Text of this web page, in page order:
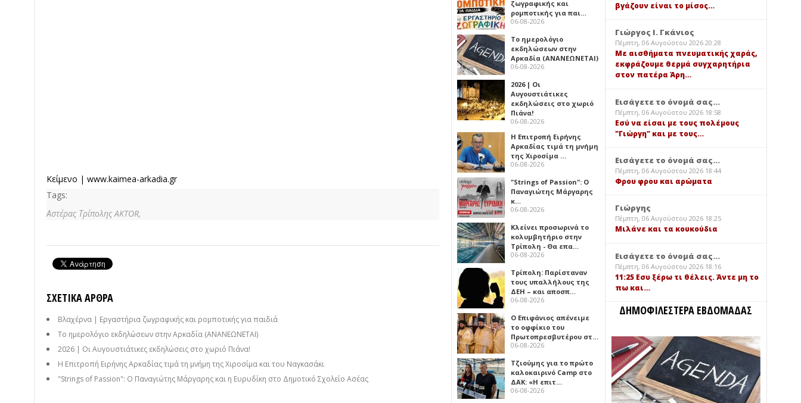
Κείμενο | www.kaimea-arkadia.gr
Tags:
Αστέρας Τρίπολης AKTOR,
ΣΧΕΤΙΚΆ ΆΡΘΡΑ
Βλαχέρνα | Εργαστήρια ζωγραφικής και ρομποτικής για παιδιά
Το ημερολόγιο εκδηλώσεων στην Αρκαδία (ΑΝΑΝΕΩΝΕΤΑΙ)
2026 | Οι Αυγουστιάτικες εκδηλώσεις στο χωριό Πιάνα!
Η Επιτροπή Ειρήνης Αρκαδίας τιμά τη μνήμη της Χιροσίμα και του Ναγκασάκι
"Strings of Passion": Ο Παναγιώτης Μάργαρης και η Ευρυδίκη στο Δημοτικό Σχολείο Ασέας
ζωγραφικής και
ρομποτικής για παι…
06-08-2026
Το ημερολόγιο
εκδηλώσεων στην
Αρκαδία (ΑΝΑΝΕΩΝΕΤΑΙ)
06-08-2026
2026 | Οι
Αυγουστιάτικες
εκδηλώσεις στο χωριό
Πιάνα!
06-08-2026
Η Επιτροπή Ειρήνης
Αρκαδίας τιμά τη μνήμη
της Χιροσίμα …
06-08-2026
"Strings of Passion": Ο
Παναγιώτης Μάργαρης
κ…
06-08-2026
Κλείνει προσωρινά το
κολυμβητήριο στην
Τρίπολη - Θα επα…
06-08-2026
Τρίπολη: Παρίσταναν
τους υπαλλήλους της
ΔΕΗ – και αποσπ…
06-08-2026
Ο Επιφάνιος απένειμε
το οφφίκιο του
Πρωτοπρεσβυτέρου στ…
06-08-2026
Τζιούμης για το πρώτο
καλοκαιρινό Camp στο
ΔΑΚ: «Η επιτ…
06-08-2026
βγάζουν είναι το μίσος…
Γιώργος Ι. Γκάνιος
Πέμπτη, 06 Αυγούστου 2026 20:28
Με αισθήματα πνευματικής χαράς,
εκφράζουμε θερμά συγχαρητήρια
στον πατέρα Άρη…
Εισάγετε το όνομά σας...
Πέμπτη, 06 Αυγούστου 2026 18:58
Εσύ να είσαι με τους πολέμους
"Γιώργη" και με τους…
Εισάγετε το όνομά σας...
Πέμπτη, 06 Αυγούστου 2026 18:44
Φρου φρου και αρώματα
Γιώργης
Πέμπτη, 06 Αυγούστου 2026 18:25
Μιλάνε και τα κουκούδια
Εισάγετε το όνομά σας...
Πέμπτη, 06 Αυγούστου 2026 18:16
11:25 Εσυ ξέρω τι θέλεις. Άντε μη το
πω και…
ΔΗΜΟΦΙΛΕΣΤΕΡΑ ΕΒΔΟΜΑΔΑΣ